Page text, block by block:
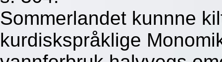
Sommerlandet kunnne
kurdiskspråklige